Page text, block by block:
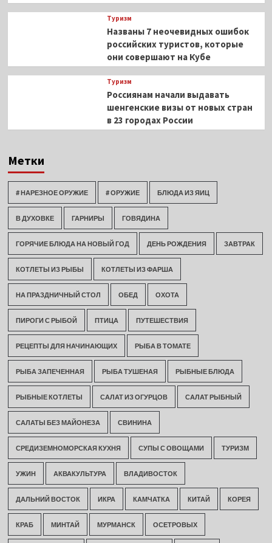
Туризм
Названы 7 неочевидных ошибок
российских туристов, которые
они совершают на Кубе
Туризм
Россиянам начали выдавать
шенгенские визы от новых стран
в 23 городах России
Метки
# НАРЕЗНОЕ ОРУЖИЕ # ОРУЖИЕ БЛЮДА ИЗ ЯИЦ
В ДУХОВКЕ ГАРНИРЫ ГОВЯДИНА
ГОРЯЧИЕ БЛЮДА НА НОВЫЙ ГОД ДЕНЬ РОЖДЕНИЯ ЗАВТРАК
КОТЛЕТЫ ИЗ РЫБЫ КОТЛЕТЫ ИЗ ФАРША
НА ПРАЗДНИЧНЫЙ СТОЛ ОБЕД ОХОТА
ПИРОГИ С РЫБОЙ ПТИЦА ПУТЕШЕСТВИЯ
РЕЦЕПТЫ ДЛЯ НАЧИНАЮЩИХ РЫБА В ТОМАТЕ
РЫБА ЗАПЕЧЕННАЯ РЫБА ТУШЕНАЯ РЫБНЫЕ БЛЮДА
РЫБНЫЕ КОТЛЕТЫ САЛАТ ИЗ ОГУРЦОВ САЛАТ РЫБНЫЙ
САЛАТЫ БЕЗ МАЙОНЕЗА СВИНИНА
СРЕДИЗЕМНОМОРСКАЯ КУХНЯ СУПЫ С ОВОЩАМИ ТУРИЗМ
УЖИН АКВАКУЛЬТУРА ВЛАДИВОСТОК
ДАЛЬНИЙ ВОСТОК ИКРА КАМЧАТКА КИТАЙ КОРЕЯ
КРАБ МИНТАЙ МУРМАНСК ОСЕТРОВЫХ